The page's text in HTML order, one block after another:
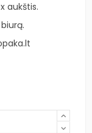
aukštis.